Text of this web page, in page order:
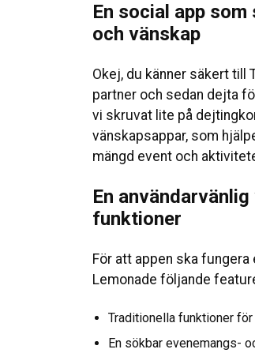
En social app
och vänskap
Okej, du känner säkert till
partner och sedan dejta
vi skruvat lite på
vänskapsappar, som
mängd event och
En
funktioner
För att appen ska
Lemonade följande
Traditionella funktioner
En sökbar evenemangs-